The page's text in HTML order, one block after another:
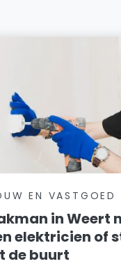
EN VASTGOED
in Weert
elektricien of
de buurt